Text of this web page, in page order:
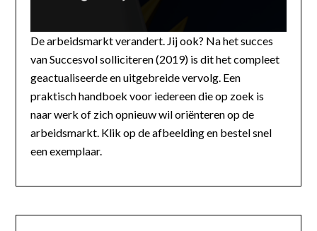
De arbeidsmarkt verandert. Jij ook? Na het succes
van Succesvol solliciteren (2019) is dit het compleet
geactualiseerde en uitgebreide vervolg. Een
praktisch handboek voor iedereen die op zoek is
naar werk of zich opnieuw wil oriënteren op de
arbeidsmarkt. Klik op de afbeelding en bestel snel
een exemplaar.